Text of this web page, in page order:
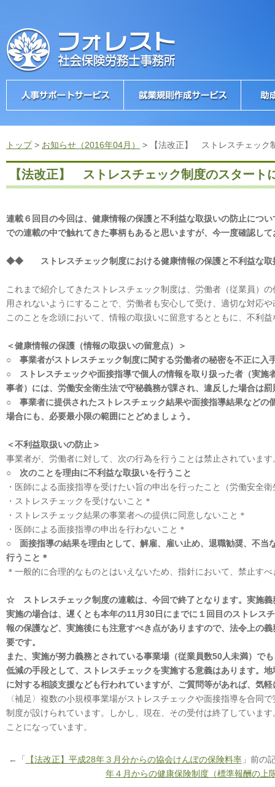
トップ> お知らせ（2016年04月） > 【法改正】 ストレスチェッ
【法改正】 ストレスチェック制度のスタート
連載６回目の今回は、健康情報の保護と不利益な取扱いの防止につ
での連載の中で触れてきた事柄もあると思いますが、今一度確認し
◆◆ ストレスチェック制度における健康情報の保護と不利益
これまで紹介してきたストレスチェック制度は、労働者（従業員）
用されないようにすることで、労働者も安心して受け、適切な対応
このことを念頭において、情報の取扱いに留意するとともに、不利
＜健康情報の保護（情報の取扱いの留意点）＞
○ 事業者がストレスチェック制度に関する労働者の秘密を不正に
○ ストレスチェックや面接指導で個人の情報を取り扱った者（実施
事者）には、労働安全衛生法で守秘義務が課され、違反した場合は
○ 事業者に提供されたストレスチェック結果や面接指導結果などの
場合にも、必要最小限の範囲にとどめましょう。
＜不利益取扱いの防止＞
事業者が、労働者に対して、次の行為を行うことは禁止されています
○ 次のことを理由に不利益な取扱いを行うこと
・医師による面接指導を受けたい旨の申出を行ったこと（労働安全
・ストレスチェックを受けないこと＊
・ストレスチェック結果の事業者への提供に同意しないこと＊
・医師による面接指導の申出を行わないこと＊
○ 面接指導の結果を理由として、解雇、雇い止め、退職勧奨、不当
行うこと＊
＊一般的に合理的なものとはいえないため、指針において、禁止す
☆ ストレスチェック制度の連載は、今回で終了となります。実施義
実施の場合は、遅くとも本年の11月 30日にまでに１回目のストレス
報の保護など、実施後にも注意すべき点がありますので、法令上の
要です。
また、実施が努力義務とされている事業場（従業員数50人未満）で
低減の手段として、ストレスチェックを実施する意義はあります。
に対する相談支援なども行われていますが、ご質問等があれば、気
〈補足〉複数の小規模事業場がストレスチェックや面接指導を合同
制度が設けられています。しかし、現在、その受付は終了していま
ことになっています。
←「 【法改正】平成28年３月分からの協会けんぽの保険料率」前の
年４月からの健康保険制度（標準報酬の上